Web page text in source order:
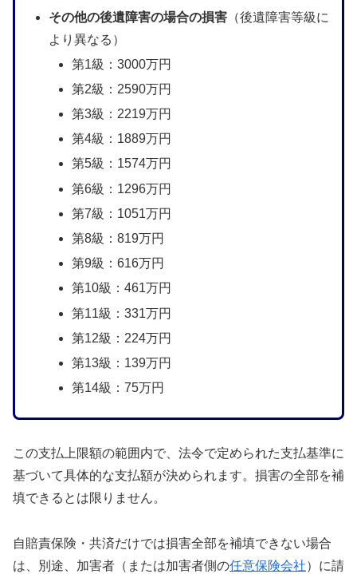
その他の後遺障害の場合の損害（後遺障害等級に
より異なる）
第1級：3000万円
第2級：2590万円
第3級：2219万円
第4級：1889万円
第5級：1574万円
第6級：1296万円
第7級：1051万円
第8級：819万円
第9級：616万円
第10級：461万円
第11級：331万円
第12級：224万円
第13級：139万円
第14級：75万円
この支払上限額の範囲内で、法令で定められた支払基準に
基づいて具体的な支払額が決められます。損害の全部を補
填できるとは限りません。
自賠責保険・共済だけでは損害全部を補填できない場合
は、別途、加害者（または加害者側の任意保険会社）に請